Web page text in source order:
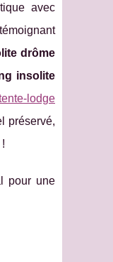
avec
drôme
insolite
lodge
préservé,
pour une